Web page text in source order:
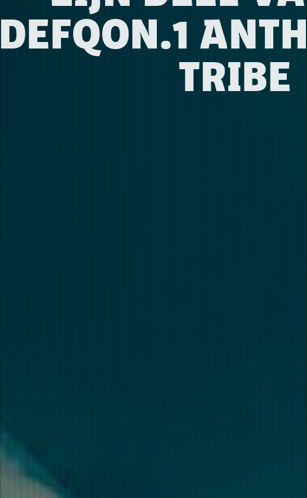
DEFQON.1
TRIBE